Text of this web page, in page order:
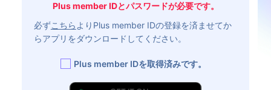
Plus member IDとパスワードが必要です。
必ずこちら よりPlus member IDの登録を済ませてか
らアプリをダウンロードしてください。
Plus member IDを取得済みです。